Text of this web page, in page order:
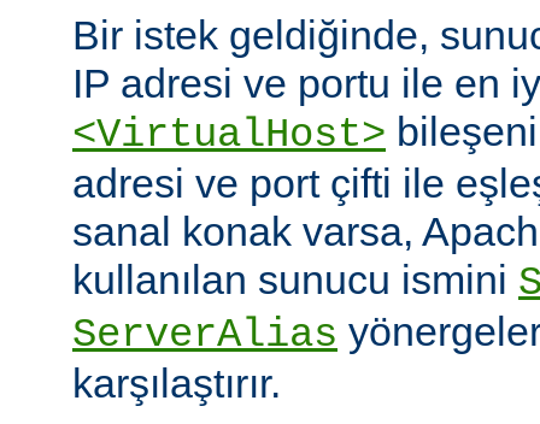
Bir istek geldiğinde,
IP adresi ve portu ile en
<VirtualHost>
adresi ve port çifti ile
sanal konak varsa,
kullanılan sunucu ismini
ServerAlias
karşılaştırır.